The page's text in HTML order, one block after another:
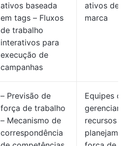
ativos baseada
em tags – Fluxos
de trabalho
interativos para
execução de
campanhas
ativos de
marca
– Previsão de
força de trabalho
– Mecanismo de
correspondência
Equipes
gerenciam
recursos e
planejam a